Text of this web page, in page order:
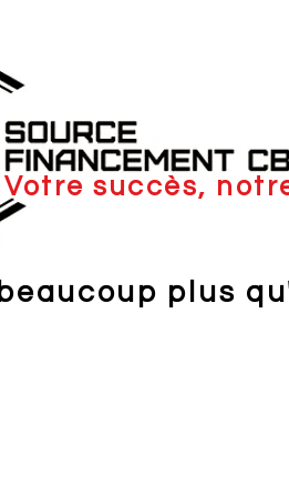
Votre succès,
beaucoup plus